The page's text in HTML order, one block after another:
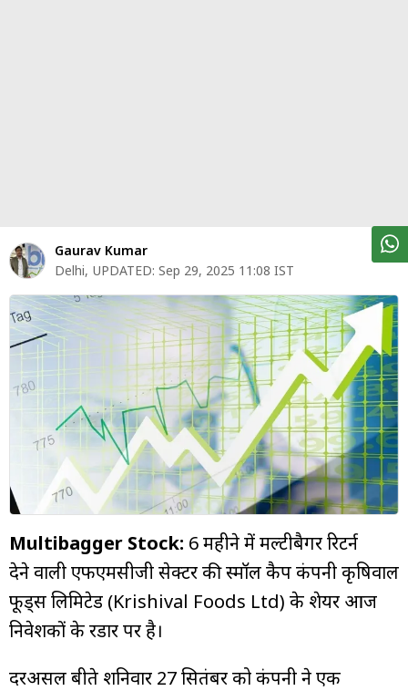
शेयर
बाज़ार
बिजनेस
न्यूज
म्यूचुअल
Gaurav Kumar
Delhi, UPDATED: Sep 29, 2025 11:08 IST
Multibagger Stock: 6 महीने में मल्टीबैगर रिटर्न
देने वाली एफएमसीजी सेक्टर की स्मॉल कैप कंपनी कृषिवाल
फूड्स लिमिटेड (Krishival Foods Ltd) के शेयर आज
निवेशकों के रडार पर है।
दरअसल बीते शनिवार 27 सितंबर को कंपनी ने एक